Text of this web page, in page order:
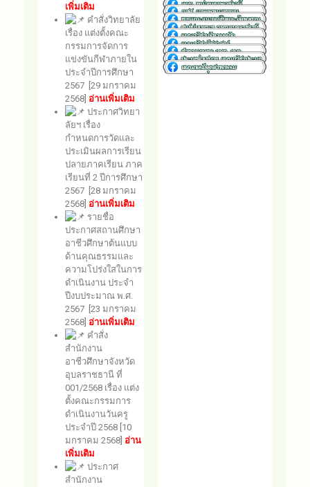
เพิ่มเติม
คำสั่งวิทยาลัย
เรื่อง แต่งตั้งคณะ
กรรมการจัดการ
แข่งขันกีฬาภายใน
ประจำปีการศึกษา
2567 [29 มกราคม
2568] อ่านเพิ่มเติม
ประกาศวิทยา
ลัยฯ เรื่อง
กำหนดการวัดและ
ประเมินผลการเรียน
ปลายภาคเรียน ภาค
เรียนที่ 2 ปีการศึกษา
2567 [28 มกราคม
2568] อ่านเพิ่มเติม
รายชื่อ
ประกาศสถานศึกษา
อาชีวศึกษาต้นแบบ
ด้านคุณธรรมและ
ความโปร่งใสในการ
ดำเนินงาน ประจำ
ปีงบประมาณ พ.ศ.
2567 [23 มกราคม
2568] อ่านเพิ่มเติม
คำสั่ง
สำนักงาน
อาชีวศึกษาจังหวัด
อุบลราชธานี ที่
001/2568 เรื่อง แต่ง
ตั้งคณะกรรมการ
ดำเนินงานวันครู
ประจำปี 2568 [10
มกราคม 2568] อ่าน
เพิ่มเติม
ประกาศ
สำนักงาน